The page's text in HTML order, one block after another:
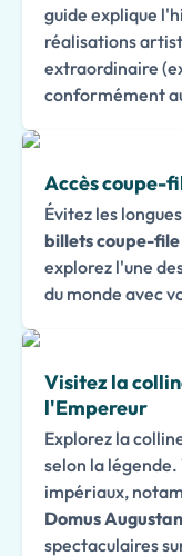
guide explique
réalisations
extraordinaire
conformément
Accès coupe-
Évitez les
billets coupe-
explorez l'une
du monde avec
Visitez la
l'Empereur
Explorez la
selon la
impériaux,
Domus
spectaculaires